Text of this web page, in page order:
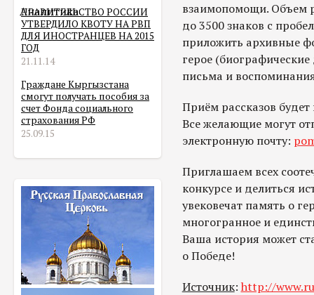
Аналитика
ПРАВИТЕЛЬСТВО РОССИИ
УТВЕРДИЛО КВОТУ НА РВП
ДЛЯ ИНОСТРАНЦЕВ НА 2015
ГОД
21.11.14
Граждане Кыргызстана
смогут получать пособия за
счет Фонда социального
страхования РФ
25.09.15
взаимопомощи. Объем
до 3500 знаков с
приложить архивные
герое
письма и
Приём рассказов
Все желающие могут
электронную почту:
Приглашаем всех
конкурсе и делиться
увековечат память о
многогранное и
Ваша история может
о Победе!
Источник: http://